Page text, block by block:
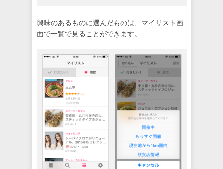
興味のあるものに選んだものは、マイリスト画
面で一覧で見ることができます。